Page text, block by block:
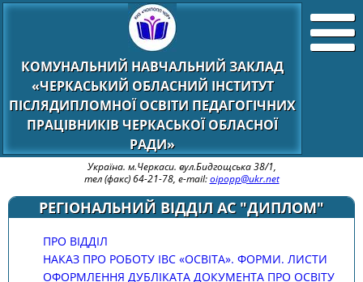
КОМУНАЛЬНИЙ НАВЧАЛЬНИЙ ЗАКЛАД
«ЧЕРКАСЬКИЙ ОБЛАСНИЙ ІНСТИТУТ
ПІСЛЯДИПЛОМНОЇ ОСВІТИ ПЕДАГОГІЧНИХ
ПРАЦІВНИКІВ ЧЕРКАСЬКОЇ ОБЛАСНОЇ
РАДИ»
Україна. м.Черкаси. вул.Бидгощська 38/1,
тел (факс) 64-21-78, e-mail:oipopp@ukr.net
РЕГІОНАЛЬНИЙ ВІДДІЛ АС "ДИПЛОМ"
ПРО ВІДДІЛ
НАКАЗ ПРО РОБОТУ ІВС «ОСВІТА». ФОРМИ. ЛИСТИ
ОФОРМЛЕННЯ ДУБЛІКАТА ДОКУМЕНТА ПРО ОСВІТУ